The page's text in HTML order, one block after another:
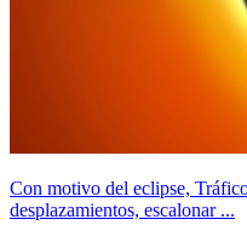
Con motivo del eclipse,
desplazamientos, escalonar ...